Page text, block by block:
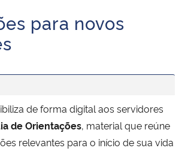
para novos
de forma digital aos servidores
de Orientações, material que reúne
relevantes para o início de sua vida